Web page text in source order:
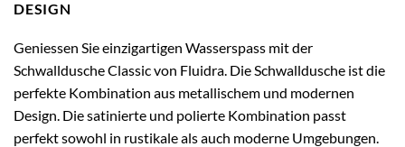
DESIGN
Geniessen Sie einzigartigen Wasserspass mit der
Schwalldusche Classic von Fluidra. Die Schwalldusche ist die
perfekte Kombination aus metallischem und modernen
Design. Die satinierte und polierte Kombination passt
perfekt sowohl in rustikale als auch moderne Umgebungen.